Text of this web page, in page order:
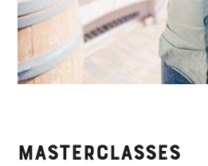
Masterclasses